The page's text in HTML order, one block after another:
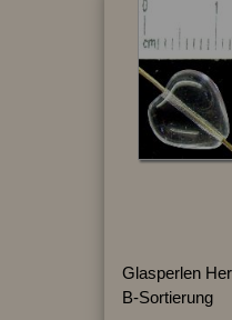
Glasperlen
B-Sortierung